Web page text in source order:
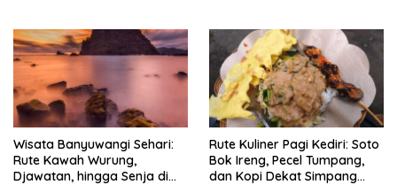
Wisata Banyuwangi Sehari:
Rute Kawah Wurung,
Djawatan, hingga Senja di
Rute Kuliner Pagi Kediri: Soto
Bok Ireng, Pecel Tumpang,
dan Kopi Dekat Simpang